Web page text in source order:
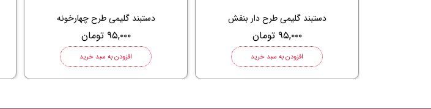
دستبند گلیمی طرح چهارخونه
۹۵,۰۰۰ تومان
افزودن به سبد خرید
دستبند گلیمی طرح دار بنفش
۹۵,۰۰۰ تومان
افزودن به سبد خرید